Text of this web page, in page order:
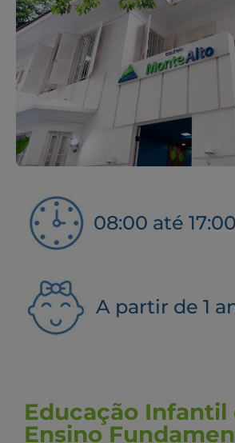
08:00 até 17:00
A partir de 1
Educação Infantil
Ensino